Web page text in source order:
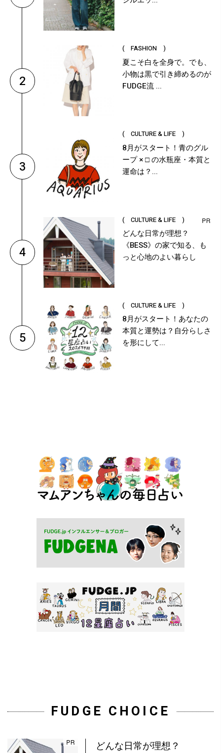
2
( FASHION )
夏こそ白を全身で。でも、
小物は黒で引き締めるのが
FUDGE流 ...
3
( CULTURE & LIFE )
8月がスタート！青のグル
ープ × □ の水瓶座・本質と
運命は？...
4
( CULTURE & LIFE )
どんな日常が理想？
《BESS》の家で知る、も
っと心地のよい暮らし
5
( CULTURE & LIFE )
8月がスタート！あなたの
本質と運勢は？自分らしさ
を形にして...
FUDGE CHOICE
どんな日常が理想？